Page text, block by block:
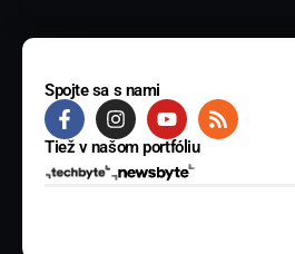
Spojte sa s nami
Tiež v našom portfóliu